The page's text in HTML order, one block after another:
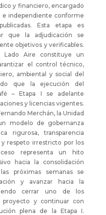
y financiero, encargado
e independiente conforme
Esta etapa es
que la adjudicación se
objetivos y verificables.
Lado Aire constituye un
el control técnico,
ambiental y social del
que la ejecución del
– Etapa I se adelante
y licencias vigentes.
Merchán, la Unidad
modelo de gobernanza
rigurosa, transparencia
respeto irrestricto por los
representa un hito
hacia la consolidación
próximas semanas se
y avanzar hacia la
cerrar uno de los
proyecto y continuar con
plena de la Etapa I.